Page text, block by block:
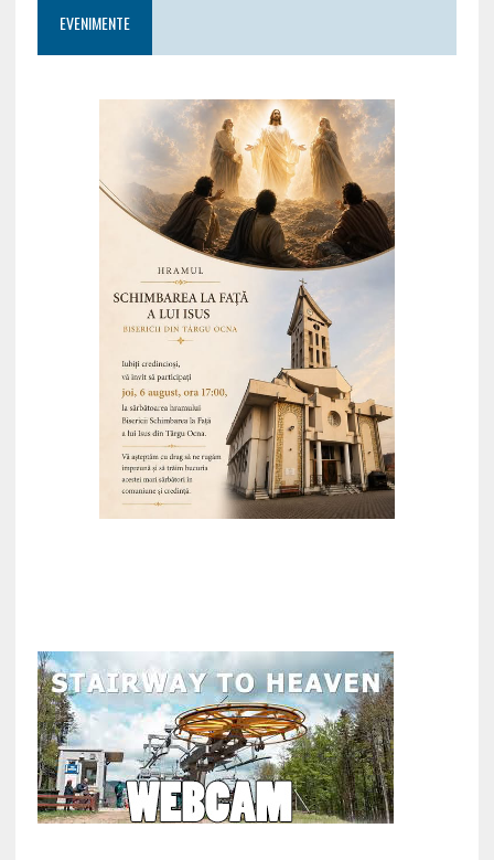
EVENIMENTE